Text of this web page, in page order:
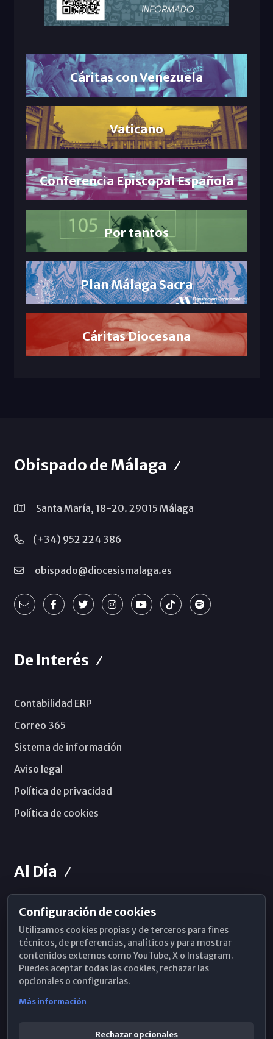
Cáritas con Venezuela
Vaticano
Conferencia Episcopal Española
Por tantos
Plan Málaga Sacra
Cáritas Diocesana
Obispado de Málaga
Santa María, 18-20. 29015 Málaga
(+34) 952 224 386
obispado@diocesismalaga.es
De Interés
Contabilidad ERP
Correo 365
Sistema de información
Aviso legal
Política de privacidad
Política de cookies
Al Día
Horarios de Misa
Hemeroteca
WhatsApp
Configuración de cookies
Utilizamos cookies propias y de terceros para fines
técnicos, de preferencias, analíticos y para mostrar
contenidos externos como YouTube, X o Instagram.
Puedes aceptar todas las cookies, rechazar las
opcionales o configurarlas.
Más información
Rechazar opcionales